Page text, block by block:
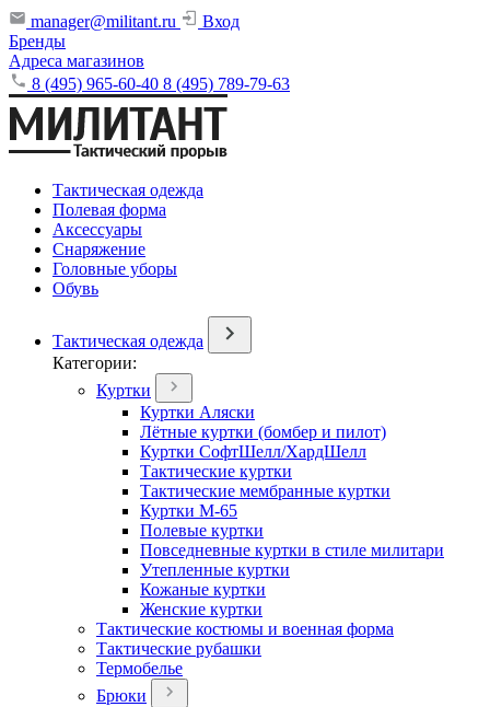
manager@militant.ru
Вход
Бренды
Адреса магазинов
8 (495) 965-60-40 8 (495) 789-79-63
Тактическая одежда
Полевая форма
Аксессуары
Снаряжение
Головные уборы
Обувь
Тактическая одежда
Категории:
Куртки
Куртки Аляски
Лётные куртки (бомбер и пилот)
Куртки СофтШелл/ХардШелл
Тактические куртки
Тактические мембранные куртки
Куртки М-65
Полевые куртки
Повседневные куртки в стиле милитари
Утепленные куртки
Кожаные куртки
Женские куртки
Тактические костюмы и военная форма
Тактические рубашки
Термобелье
Брюки